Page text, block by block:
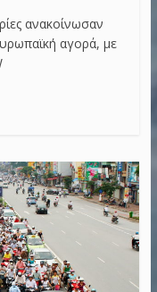
ανακοίνωσαν
αγορά, με